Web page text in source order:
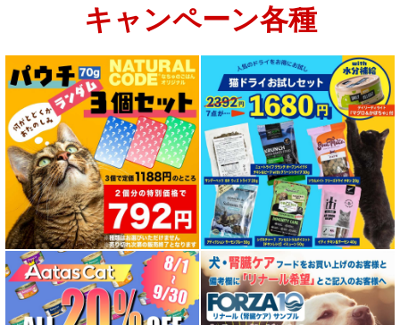
特集：大型犬＆多頭飼い用：セット＆大袋ドッグフード
特集 グリーントライプ（第４胃）とは
特集 フリーズドライ
特集 エアドライフード
特殊製法のドッグフード
特殊製法のキャットフード
キャンペーン各種